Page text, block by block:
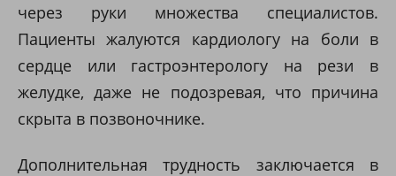
через руки множества специалистов.
Пациенты жалуются кардиологу на боли в
сердце или гастроэнтерологу на рези в
желудке, даже не подозревая, что причина
скрыта в позвоночнике.
Дополнительная трудность заключается в